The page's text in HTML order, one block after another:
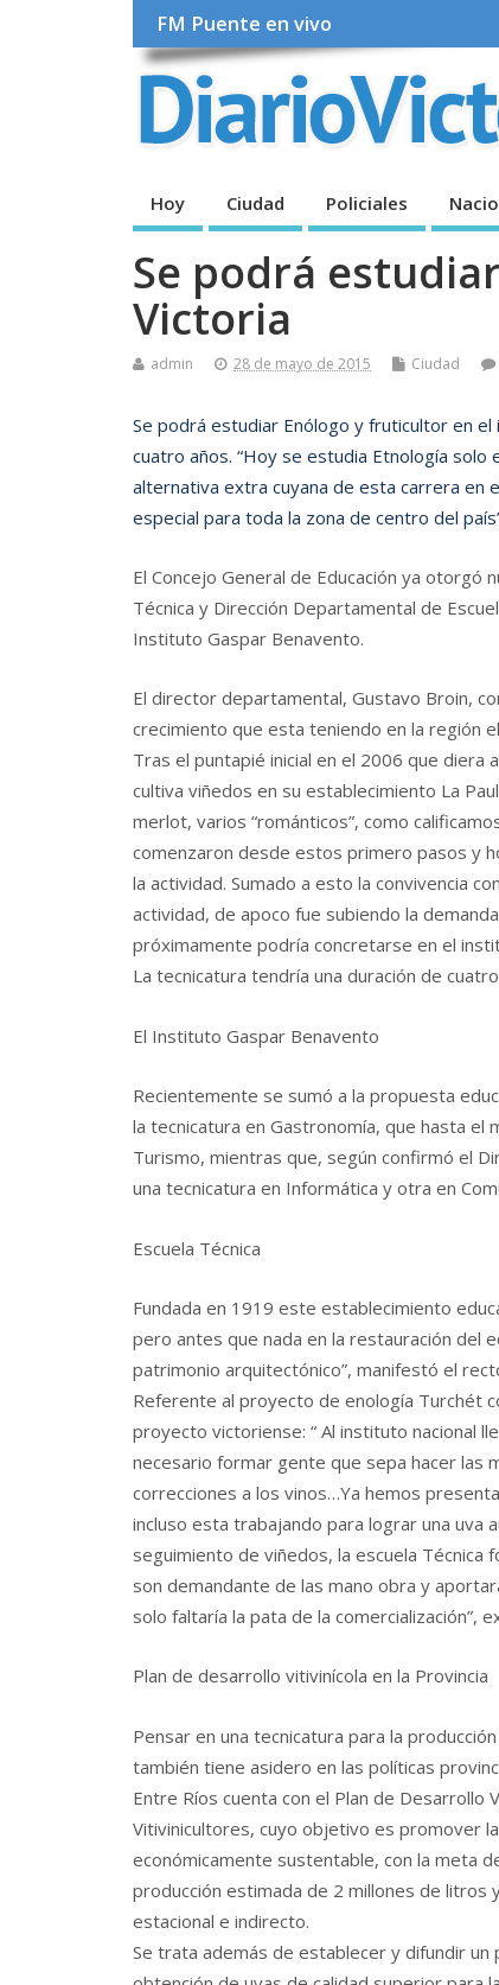
FM Puente en vivo
Hoy Ciudad Policiales
Se podrá
Victoria
admin 28 de mayo de 2015 Ciudad
Se podrá estudiar Enólogo y fruticultor en
cuatro años. “Hoy se estudia Etnología solo
alternativa extra cuyana de esta carrera en
especial para toda la zona de centro del
El Concejo General de Educación ya otorgó
Técnica y Dirección Departamental de
Instituto Gaspar Benavento.
El director departamental, Gustavo Broin,
crecimiento que esta teniendo en la región
Tras el puntapié inicial en el 2006 que
cultiva viñedos en su establecimiento La
merlot, varios “románticos”, como
comenzaron desde estos primero pasos y
la actividad. Sumado a esto la convivencia
actividad, de apoco fue subiendo la
próximamente podría concretarse en el
La tecnicatura tendría una duración de
El Instituto Gaspar Benavento
Recientemente se sumó a la propuesta
la tecnicatura en Gastronomía, que hasta el
Turismo, mientras que, según confirmó el
una tecnicatura en Informática y otra en
Escuela Técnica
Fundada en 1919 este establecimiento
pero antes que nada en la restauración del
patrimonio arquitectónico”, manifestó el
Referente al proyecto de enología Turchét
proyecto victoriense: “ Al instituto nacional
necesario formar gente que sepa hacer las
correcciones a los vinos…Ya hemos
incluso esta trabajando para lograr una uva
seguimiento de viñedos, la escuela
son demandante de las mano obra y
solo faltaría la pata de la comercialización”,
Plan de desarrollo vitivinícola en la Provincia
Pensar en una tecnicatura para la
también tiene asidero en las políticas
Entre Ríos cuenta con el Plan de Desarrollo
Vitivinicultores, cuyo objetivo es promover
económicamente sustentable, con la meta
producción estimada de 2 millones de
estacional e indirecto.
Se trata además de establecer y difundir un